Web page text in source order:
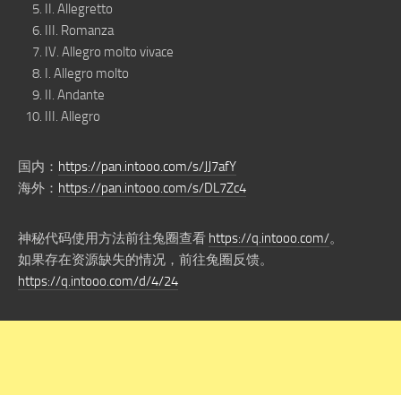
II. Allegretto
III. Romanza
IV. Allegro molto vivace
I. Allegro molto
II. Andante
III. Allegro
国内： https://pan.intooo.com/s/JJ7afY
海外： https://pan.intooo.com/s/DL7Zc4
神秘代码使用方法前往兔圈查看 https://q.intooo.com/。
如果存在资源缺失的情况，前往兔圈反馈。
https://q.intooo.com/d/4/24